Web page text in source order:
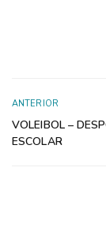
ANTERIOR
VOLEIBOL –
ESCOLAR